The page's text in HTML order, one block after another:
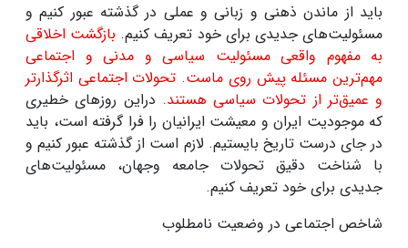
باید از ماندن ذهنی و زبانی و عملی در گذشته عبور کنیم و
مسئولیت‌های جدیدی برای خود تعریف کنیم. بازگشت اخلاقی
به مفهوم واقعی مسئولیت سیاسی و مدنی و اجتماعی
مهم‌ترین مسئله پیش روی ماست. تحولات اجتماعی اثرگذارتر
و عمیق‌تر از تحولات سیاسی هستند. دراین روزهای خطیری
که موجودیت ایران و معیشت ایرانیان را فرا گرفته است، باید
در جای درست تاریخ بایستیم. لازم است از گذشته عبور کنیم و
با شناخت دقیق تحولات جامعه وجهان، مسئولیت‌های
جدیدی برای خود تعریف کنیم.
شاخص اجتماعی در وضعیت نامطلوب